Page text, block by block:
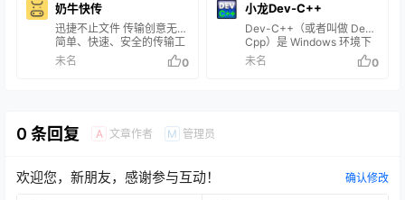
ISO/WIM/IMG/VHD(x)/EFI
等类型的文件直接拷贝到U
盘里面就可以启动了，无需
其他操作。 你可以一次性拷
贝很多个不同类型的镜像文
奶牛快传
迅捷不止文件 传输创意无限
简单、快速、安全的传输工
具 你可以在奶牛分享、管理
和协作，随时随地开启创意
未名 0
小龙Dev-C++
Dev-C++（或者叫做 Dev-
Cpp）是 Windows 环境下
的一个轻量级 C/C++ 集成
开发环境（IDE）。它是一
C/C++ 语言初学者使用，
未名 0
0 条回复 A 文章作者 M 管理员
欢迎您，新朋友，感谢参与互动！ 确认修改